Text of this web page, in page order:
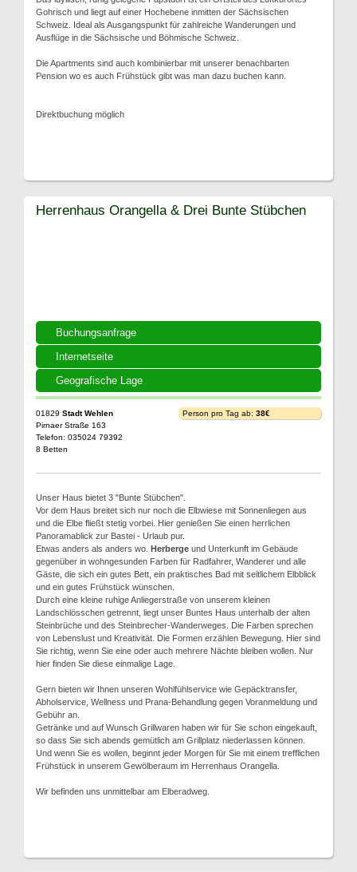
Gohrisch und liegt auf einer Hochebene inmitten der Sächsischen
Schweiz. Ideal als Ausgangspunkt für zahlreiche Wanderungen und
Ausflüge in die Sächsische und Böhmische Schweiz.
Die Apartments sind auch kombinierbar mit unserer benachbarten
Pension wo es auch Frühstück gibt was man dazu buchen kann.
Direktbuchung möglich
Buchungsanfrage
Internetseite
Geografische Lage
Herrenhaus Orangella & Drei Bunte Stübchen
01829 Stadt Wehlen
Pirnaer Straße 163
Telefon: 035024 79392
8 Betten
Person pro Tag ab: 38€
Unser Haus bietet 3 "Bunte Stübchen".
Vor dem Haus breitet sich nur noch die Elbwiese mit Sonnenliegen aus
und die Elbe fließt stetig vorbei. Hier genießen Sie einen herrlichen
Panoramablick zur Bastei - Urlaub pur.
Etwas anders als anders wo. Herberge und Unterkunft im Gebäude
gegenüber in wohngesunden Farben für Radfahrer, Wanderer und alle
Gäste, die sich ein gutes Bett, ein praktisches Bad mit seitlichem Elbblick
und ein gutes Frühstück wünschen.
Durch eine kleine ruhige Anliegerstraße von unserem kleinen
Landschlösschen getrennt, liegt unser Buntes Haus unterhalb der alten
Steinbrüche und des Steinbrecher-Wanderweges. Die Farben sprechen
von Lebenslust und Kreativität. Die Formen erzählen Bewegung. Hier sind
Sie richtig, wenn Sie eine oder auch mehrere Nächte bleiben wollen. Nur
hier finden Sie diese einmalige Lage.
Gern bieten wir Ihnen unseren Wohlfühlservice wie Gepäcktransfer,
Abholservice, Wellness und Prana-Behandlung gegen Voranmeldung und
Gebühr an.
Getränke und auf Wunsch Grillwaren haben wir für Sie schon eingekauft,
so dass Sie sich abends gemütlich am Grillplatz niederlassen können.
Und wenn Sie es wollen, beginnt jeder Morgen für Sie mit einem trefflichen
Frühstück in unserem Gewölberaum im Herrenhaus Orangella.
Wir befinden uns unmittelbar am Elberadweg.